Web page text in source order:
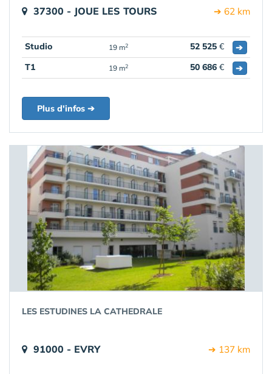
37300 - JOUE LES TOURS ➔ 62 km
Studio 19 m2 52 525 €
➔
T1
19 m2 50 686 € ➔
Plus d'infos ➔
LES ESTUDINES LA CATHEDRALE
91000 - EVRY ➔ 137 km